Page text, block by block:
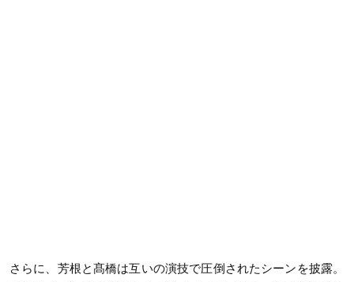
さらに、芳根と髙橋は互いの演技で圧倒されたシーンを披露。